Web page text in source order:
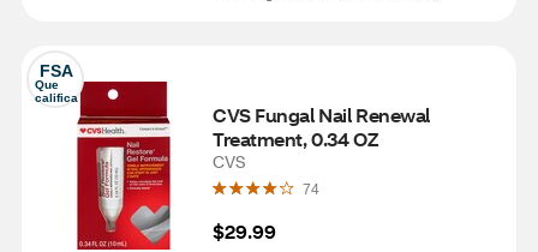
FSA
Que
califica
CVS Fungal Nail Renewal
Treatment, 0.34 OZ
CVS
74
$29.99